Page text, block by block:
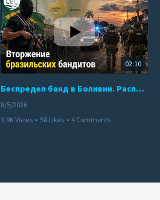
02:10
Беспредел банд в Боливии. Расправы над наркоторговцами
8/5/2026
3.9K Views • 58 Likes • 4 Comments